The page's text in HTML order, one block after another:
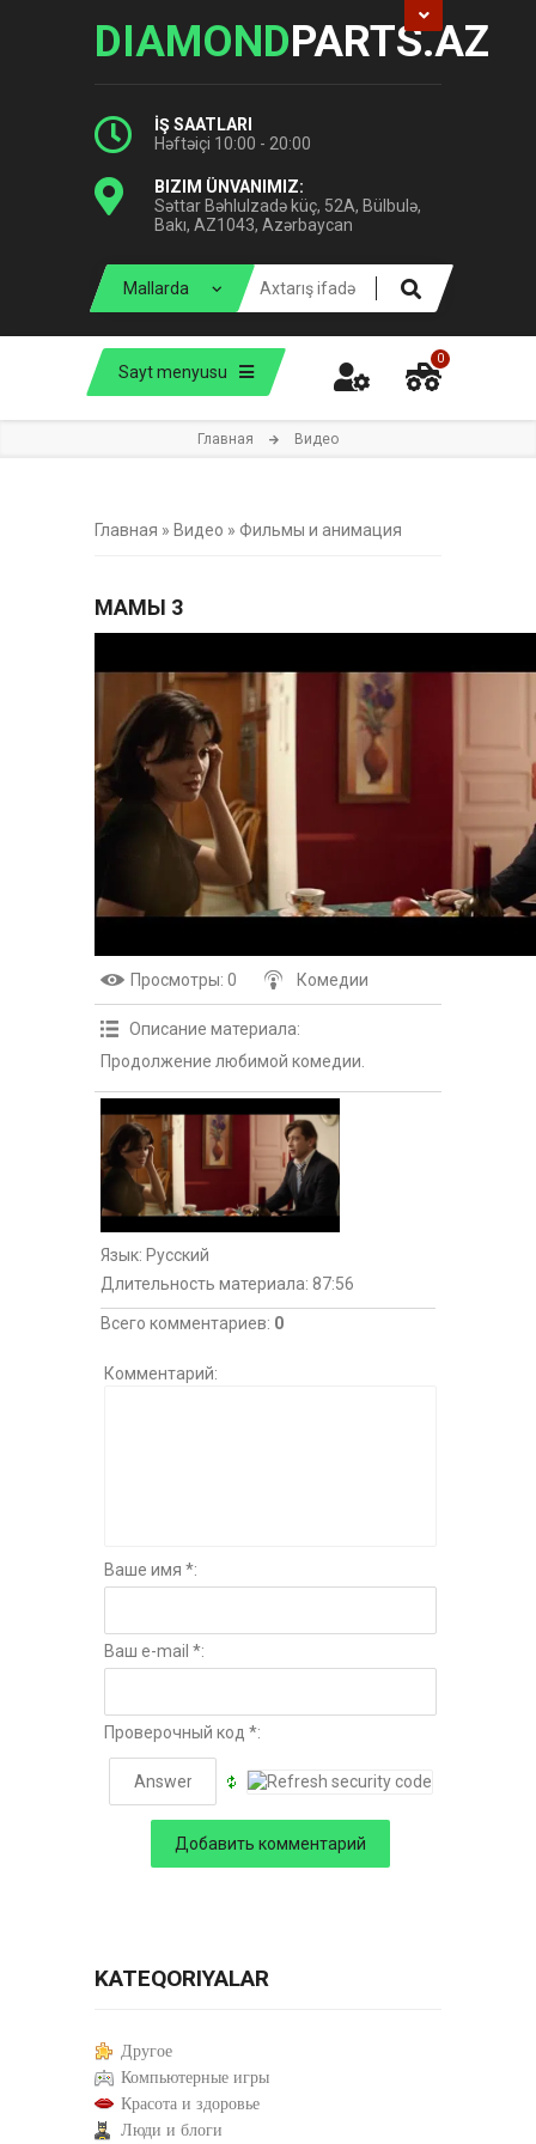
DIAMONDPARTS.AZ
İŞ SAATLARI
Həftəiçi 10:00 - 20:00
BIZIM ÜNVANIMIZ:
Səttar Bəhlulzadə küç, 52A, Bülbulə,
Bakı, AZ1043, Azərbaycan
Sayt menyusu
0
Главная Видео
Главная » Видео » Фильмы и анимация
МАМЫ 3
Просмотры: 0 Комедии
Описание материала:
Продолжение любимой комедии.
Язык: Русский
Длительность материала: 87:56
Всего комментариев: 0
Комментарий:
Ваше имя *:
Ваш e-mail *:
Проверочный код *:
KATEQORIYALAR
Другое
Компьютерные игры
Красота и здоровье
Люди и блоги